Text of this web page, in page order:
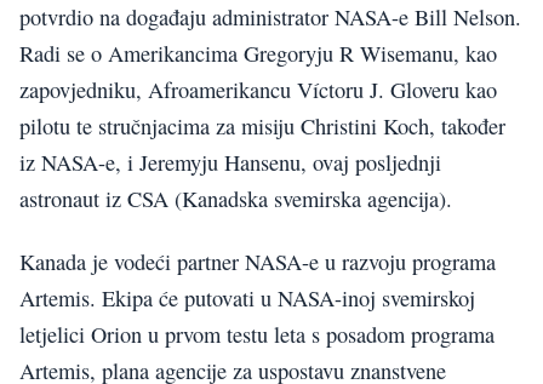
potvrdio na događaju administrator NASA-e Bill Nelson.
Radi se o Amerikancima Gregoryju R Wisemanu, kao
zapovjedniku, Afroamerikancu Víctoru J. Gloveru kao
pilotu te stručnjacima za misiju Christini Koch, također
iz NASA-e, i Jeremyju Hansenu, ovaj posljednji
astronaut iz CSA (Kanadska svemirska agencija).
Kanada je vodeći partner NASA-e u razvoju programa
Artemis. Ekipa će putovati u NASA-inoj svemirskoj
letjelici Orion u prvom testu leta s posadom programa
Artemis, plana agencije za uspostavu znanstvene